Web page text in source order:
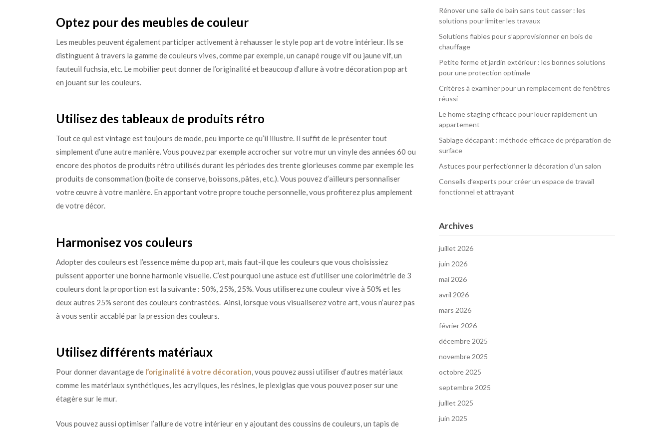
Optez pour des meubles de couleur
Les meubles peuvent également participer activement à rehausser le style pop art de votre intérieur. Ils se
distinguent à travers la gamme de couleurs vives, comme par exemple, un canapé rouge vif ou jaune vif, un
fauteuil fuchsia, etc. Le mobilier peut donner de l’originalité et beaucoup d’allure à votre décoration pop art
en jouant sur les couleurs.
Utilisez des tableaux de produits rétro
Tout ce qui est vintage est toujours de mode, peu importe ce qu’il illustre. Il suffit de le présenter tout
simplement d’une autre manière. Vous pouvez par exemple accrocher sur votre mur un vinyle des années 60 ou
encore des photos de produits rétro utilisés durant les périodes des trente glorieuses comme par exemple les
produits de consommation (boîte de conserve, boissons, pâtes, etc.). Vous pouvez d’ailleurs personnaliser
votre œuvre à votre manière. En apportant votre propre touche personnelle, vous profiterez plus amplement
de votre décor.
Harmonisez vos couleurs
Adopter des couleurs est l’essence même du pop art, mais faut-il que les couleurs que vous choisissiez
puissent apporter une bonne harmonie visuelle. C’est pourquoi une astuce est d’utiliser une colorimétrie de 3
couleurs dont la proportion est la suivante : 50%, 25%, 25%. Vous utiliserez une couleur vive à 50% et les
deux autres 25% seront des couleurs contrastées. Ainsi, lorsque vous visualiserez votre art, vous n’aurez pas
à vous sentir accablé par la pression des couleurs.
Utilisez différents matériaux
Pour donner davantage de l’originalité à votre décoration, vous pouvez aussi utiliser d’autres matériaux
comme les matériaux synthétiques, les acryliques, les résines, le plexiglas que vous pouvez poser sur une
étagère sur le mur.
Vous pouvez aussi optimiser l’allure de votre intérieur en y ajoutant des coussins de couleurs, un tapis de
Rénover une salle de bain sans tout casser : les
solutions pour limiter les travaux
Solutions fiables pour s’approvisionner en bois de
chauffage
Petite ferme et jardin extérieur : les bonnes solutions
pour une protection optimale
Critères à examiner pour un remplacement de fenêtres
réussi
Le home staging efficace pour louer rapidement un
appartement
Sablage décapant : méthode efficace de préparation de
surface
Astuces pour perfectionner la décoration d’un salon
Conseils d’experts pour créer un espace de travail
fonctionnel et attrayant
Archives
juillet 2026
juin 2026
mai 2026
avril 2026
mars 2026
février 2026
décembre 2025
novembre 2025
octobre 2025
septembre 2025
juillet 2025
juin 2025